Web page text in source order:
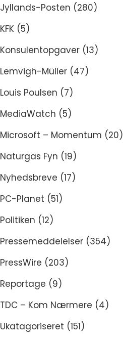
Jyllands-Posten (280)
KFK (5)
Konsulentopgaver (13)
Lemvigh-Müller (47)
Louis Poulsen (7)
MediaWatch (5)
Microsoft – Momentum (20)
Naturgas Fyn (19)
Nyhedsbreve (17)
PC-Planet (51)
Politiken (12)
Pressemeddelelser (354)
PressWire (203)
Reportage (9)
TDC – Kom Nærmere (4)
Ukatagoriseret (151)